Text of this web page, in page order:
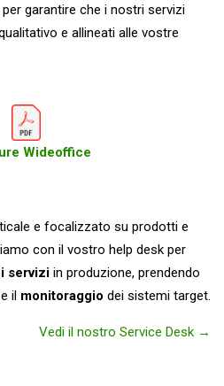
garantire che i nostri servizi
e allineati alle vostre
Wideoffice
e focalizzato su prodotti e
con il vostro help desk per
servizi in produzione, prendendo
e il monitoraggio dei sistemi target.
Vedi il nostro Service Desk →